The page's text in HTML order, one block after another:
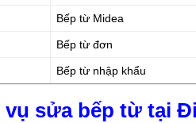
Bếp từ Midea
Bếp từ đơn
Bếp từ nhập khẩu
vụ sửa bếp từ tại